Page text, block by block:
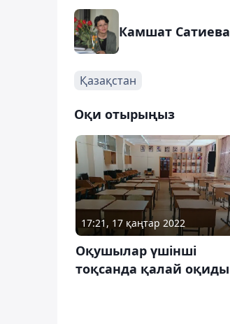
Камшат Сатиева
Қазақстан
Оқи отырыңыз
17:21, 17 қаңтар 2022
Оқушылар үшінші
тоқсанда қалай оқиды